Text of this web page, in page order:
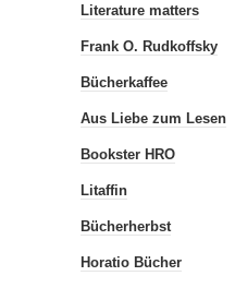
Literature matters
Frank O. Rudkoffsky
Bücherkaffee
Aus Liebe zum Lesen
Bookster HRO
Litaffin
Bücherherbst
Horatio Bücher